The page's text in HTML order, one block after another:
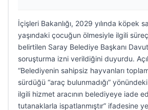
İçişleri Bakanlığı, 2029 yılında köpek
yaşındaki çocuğun ölmesiyle ilgili
belirtilen Saray Belediye Başkanı
soruşturma izni verildiğini duyurdu.
“Belediyenin sahipsiz hayvanları
sürdüğü “araç bulunmadığı”
ilgili hizmet aracının belediyeye iade
tutanaklarla ispatlanmıştır” ifadesine